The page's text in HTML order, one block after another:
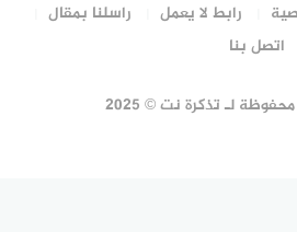
رابط لا يعمل
راسلنا بمقال
اتصل بنا
لـ تذكرة نت © 2025